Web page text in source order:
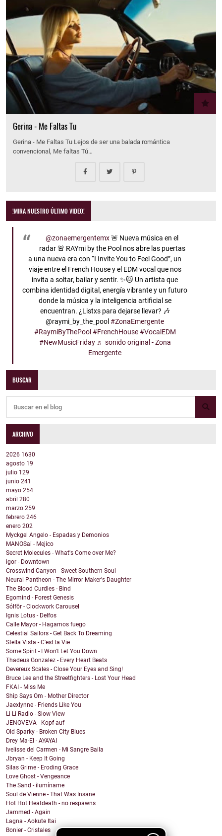
Gerina - Me Faltas Tu
Gerina - Me Faltas Tu Lejos de ser una balada romántica
convencional, Me faltas Tú…
!MIRA NUESTRO ÚLTIMO VIDEO!
@zonaemergentemx🚨 Nueva música en el
radar 🚨 RAYmi by the Pool nos abre las puertas
a una nueva era con “I Invite You to Feel Good”, un
viaje entre el French House y el EDM vocal que nos
invita a soltar, bailar y sentir. ✨🐱 Un artista que
combina identidad digital, energía vibrante y un futuro
donde la música y la inteligencia artificial se
encuentran. ¿Listxs para dejarse llevar? 🎶
@raymi_by_the_pool #ZonaEmergente
#RaymiByThePool #FrenchHouse #VocalEDM
#NewMusicFriday ♬ sonido original - Zona
Emergente
BUSCAR
ARCHIVO
2026 1630
agosto 19
julio 129
junio 241
mayo 254
abril 280
marzo 259
febrero 246
enero 202
Myckgel Angelo - Espadas y Demonios
MANOSai - Mejico
Secret Molecules - What's Come over Me?
igor - Downtown
Crosswind Canyon - Sweet Southern Soul
Neural Pantheon - The Mirror Maker's Daughter
The Blood Curdles - Bind
Egomind - Forest Genesis
Sólför - Clockwork Carousel
Ignis Lotus - Delfos
Calle Mayor - Hagamos fuego
Celestial Sailors - Get Back To Dreaming
Stella Vista - C'est la Vie
Some Spirit - I Won't Let You Down
Thadeus Gonzalez - Every Heart Beats
Devereux Scales - Close Your Eyes and Sing!
Bruce Lee and the Streetfighters - Lost Your Head
FKAI - Miss Me
Ship Says Om - Mother Director
Jaexlynne - Friends Like You
Li Li Radio - Slow View
JENOVEVA - Kopf auf
Old Sparky - Broken City Blues
Drey Ma-El - AYAYAI
Ivelisse del Carmen - Mi Sangre Baila
Jbryan - Keep It Going
Silas Grime - Eroding Grace
Love Ghost - Vengeance
The Sand - ilumíname
Soul de Vienne - That Was Insane
Hot Hot Heatdeath - no respawns
Jammed - Again
Lagna - Aokute Itai
Bonier - Cristales